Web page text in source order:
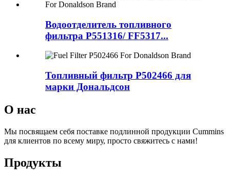
Водоотделитель топливного
фильтра P551316/ FF5317...
Топливный фильтр P502466 для
марки Дональдсон
О нас
Мы посвящаем себя поставке подлинной продукции Cummins
для клиентов по всему миру, просто свяжитесь с нами!
Продукты